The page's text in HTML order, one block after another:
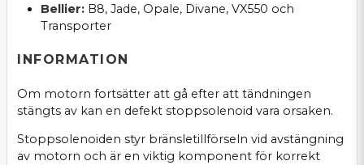
Bellier:B8, Jade, Opale, Divane, VX550 och
Transporter
INFORMATION
Om motorn fortsätter att gå efter att tändningen
stängts av kan en defekt stoppsolenoid vara orsaken.
Stoppsolenoiden styr bränsletillförseln vid avstängning
av motorn och är en viktig komponent för korrekt